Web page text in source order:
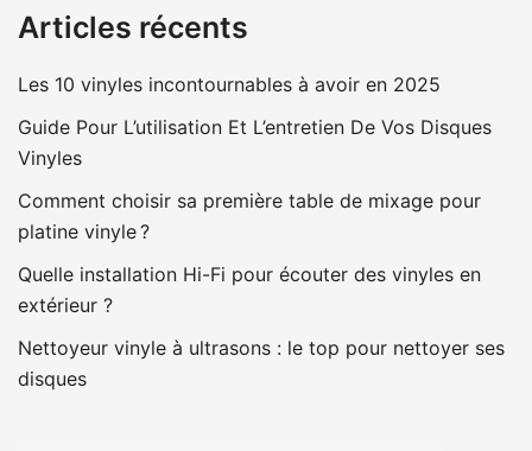
Articles récents
Les 10 vinyles incontournables à avoir en 2025
Guide Pour L’utilisation Et L’entretien De Vos Disques
Vinyles
Comment choisir sa première table de mixage pour
platine vinyle ?
Quelle installation Hi-Fi pour écouter des vinyles en
extérieur ?
Nettoyeur vinyle à ultrasons : le top pour nettoyer ses
disques